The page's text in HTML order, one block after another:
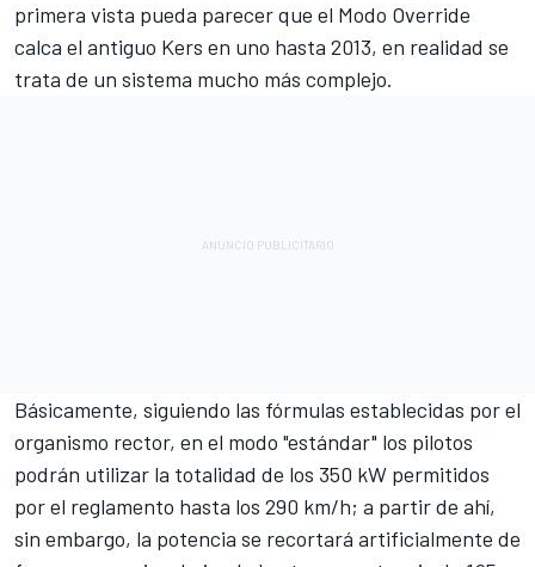
primera vista pueda parecer que el Modo Override
calca el antiguo Kers en uno hasta 2013, en realidad se
trata de un sistema mucho más complejo.
Básicamente, siguiendo las fórmulas establecidas por el
organismo rector, en el modo "estándar" los pilotos
podrán utilizar la totalidad de los 350 kW permitidos
por el reglamento hasta los 290 km/h; a partir de ahí,
sin embargo, la potencia se recortará artificialmente de